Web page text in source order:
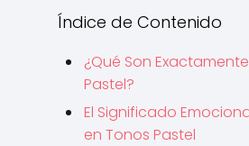
Índice de Contenido
¿Qué Son
Pastel?
El Significado
en Tonos Pastel